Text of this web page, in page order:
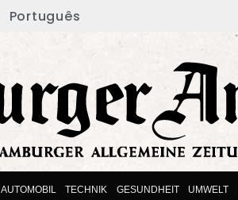
Português
AUTOMOBIL TECHNIK GESUNDHEIT UMWELT